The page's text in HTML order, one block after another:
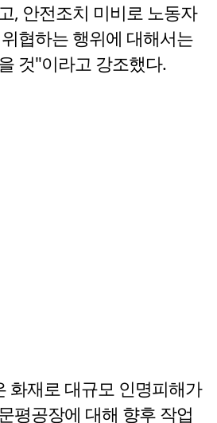
, 안전조치 미비로 노동자
협하는 행위에 대해서는
것"이라고 강조했다.
화재로 대규모 인명피해가
평공장에 대해 향후 작업